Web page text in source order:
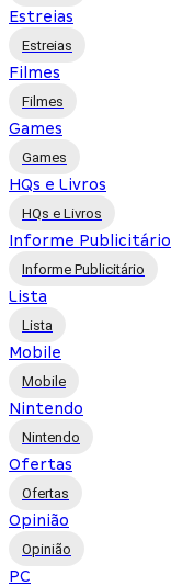
Estreias
Estreias
Filmes
Filmes
Games
Games
HQs e Livros
HQs e Livros
Informe Publicitário
Informe Publicitário
Lista
Lista
Mobile
Mobile
Nintendo
Nintendo
Ofertas
Ofertas
Opinião
Opinião
PC